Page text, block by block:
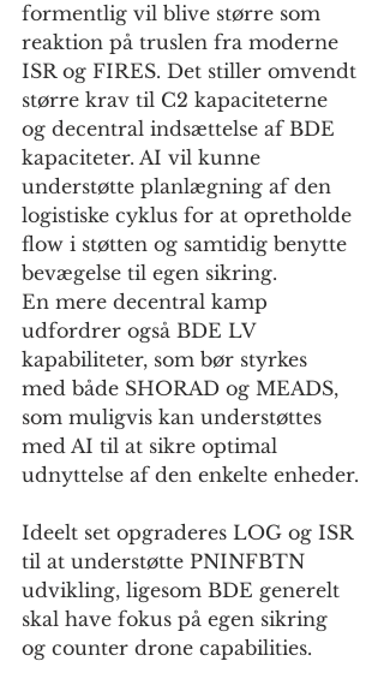
formentlig vil blive større som
reaktion på truslen fra moderne
ISR og FIRES. Det stiller omvendt
større krav til C2 kapaciteterne
og decentral indsættelse af BDE
kapaciteter. AI vil kunne
understøtte planlægning af den
logistiske cyklus for at opretholde
flow i støtten og samtidig benytte
bevægelse til egen sikring.
En mere decentral kamp
udfordrer også BDE LV
kapabiliteter, som bør styrkes
med både SHORAD og MEADS,
som muligvis kan understøttes
med AI til at sikre optimal
udnyttelse af den enkelte enheder.
Ideelt set opgraderes LOG og ISR
til at understøtte PNINFBTN
udvikling, ligesom BDE generelt
skal have fokus på egen sikring
og counter drone capabilities.